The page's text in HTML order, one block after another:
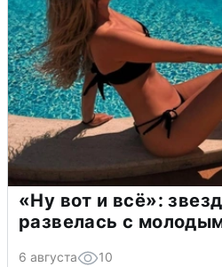
«Ну вот и всё»:
развелась с
6 августа 10